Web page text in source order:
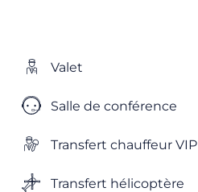
Valet
Salle de conférence
Transfert chauffeur VIP
Transfert hélicoptère